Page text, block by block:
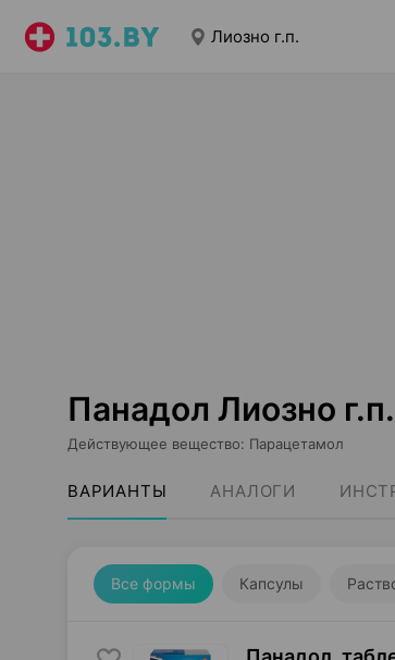
Лиозно г.п.
Панадол Лиозно г.п.
Действующее вещество: Парацетамол
ВАРИАНТЫ АНАЛОГИ
Все формы Капсулы